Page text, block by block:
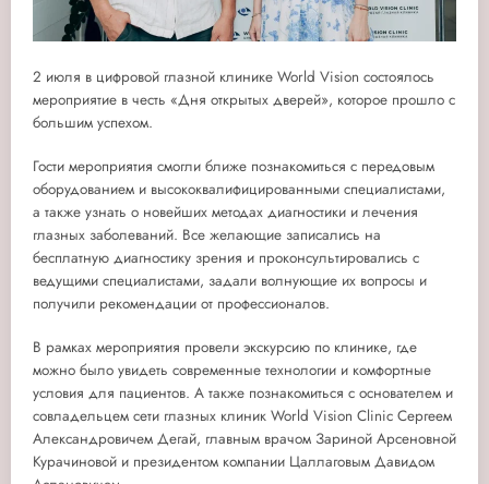
2 июля в цифровой глазной клинике World Vision состоялось
мероприятие в честь «Дня открытых дверей», которое прошло с
большим успехом.
Гости мероприятия смогли ближе познакомиться с передовым
оборудованием и высококвалифицированными специалистами,
а также узнать о новейших методах диагностики и лечения
глазных заболеваний. Все желающие записались на
бесплатную диагностику зрения и проконсультировались с
ведущими специалистами, задали волнующие их вопросы и
получили рекомендации от профессионалов.
В рамках мероприятия провели экскурсию по клинике, где
можно было увидеть современные технологии и комфортные
условия для пациентов. А также познакомиться с основателем и
совладельцем сети глазных клиник World Vision Clinic Сергеем
Александровичем Дегай, главным врачом Зариной Арсеновной
Курачиновой и президентом компании Цаллаговым Давидом